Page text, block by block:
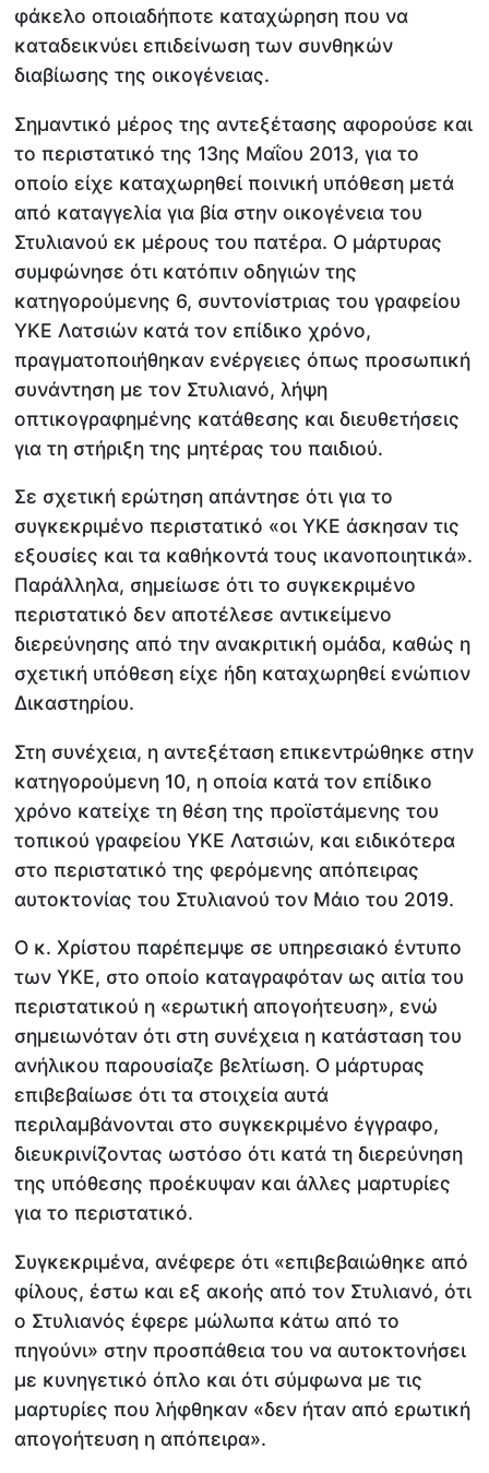
φάκελο οποιαδήποτε καταχώρηση που να
καταδεικνύει επιδείνωση των συνθηκών
διαβίωσης της οικογένειας.
Σημαντικό μέρος της αντεξέτασης αφορούσε και
το περιστατικό της 13ης Μαΐου 2013, για το
οποίο είχε καταχωρηθεί ποινική υπόθεση μετά
από καταγγελία για βία στην οικογένεια του
Στυλιανού εκ μέρους του πατέρα. Ο μάρτυρας
συμφώνησε ότι κατόπιν οδηγιών της
κατηγορούμενης 6, συντονίστριας του γραφείου
ΥΚΕ Λατσιών κατά τον επίδικο χρόνο,
πραγματοποιήθηκαν ενέργειες όπως προσωπική
συνάντηση με τον Στυλιανό, λήψη
οπτικογραφημένης κατάθεσης και διευθετήσεις
για τη στήριξη της μητέρας του παιδιού.
Σε σχετική ερώτηση απάντησε ότι για το
συγκεκριμένο περιστατικό «οι ΥΚΕ άσκησαν τις
εξουσίες και τα καθήκοντά τους ικανοποιητικά».
Παράλληλα, σημείωσε ότι το συγκεκριμένο
περιστατικό δεν αποτέλεσε αντικείμενο
διερεύνησης από την ανακριτική ομάδα, καθώς η
σχετική υπόθεση είχε ήδη καταχωρηθεί ενώπιον
Δικαστηρίου.
Στη συνέχεια, η αντεξέταση επικεντρώθηκε στην
κατηγορούμενη 10, η οποία κατά τον επίδικο
χρόνο κατείχε τη θέση της προϊστάμενης του
τοπικού γραφείου ΥΚΕ Λατσιών, και ειδικότερα
στο περιστατικό της φερόμενης απόπειρας
αυτοκτονίας του Στυλιανού τον Μάιο του 2019.
Ο κ. Χρίστου παρέπεμψε σε υπηρεσιακό έντυπο
των ΥΚΕ, στο οποίο καταγραφόταν ως αιτία του
περιστατικού η «ερωτική απογοήτευση», ενώ
σημειωνόταν ότι στη συνέχεια η κατάσταση του
ανήλικου παρουσίαζε βελτίωση. Ο μάρτυρας
επιβεβαίωσε ότι τα στοιχεία αυτά
περιλαμβάνονται στο συγκεκριμένο έγγραφο,
διευκρινίζοντας ωστόσο ότι κατά τη διερεύνηση
της υπόθεσης προέκυψαν και άλλες μαρτυρίες
για το περιστατικό.
Συγκεκριμένα, ανέφερε ότι «επιβεβαιώθηκε από
φίλους, έστω και εξ ακοής από τον Στυλιανό, ότι
ο Στυλιανός έφερε μώλωπα κάτω από το
πηγούνι» στην προσπάθεια του να αυτοκτονήσει
με κυνηγετικό όπλο και ότι σύμφωνα με τις
μαρτυρίες που λήφθηκαν «δεν ήταν από ερωτική
απογοήτευση η απόπειρα».